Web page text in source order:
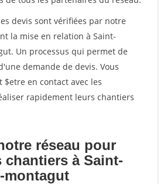
devis sont vérifiées par notre
la mise en relation à Saint-
Un processus qui permet de
demande de devis. Vous
en contact avec les
rapidement leurs chantiers
réseau pour
chantiers à Saint-
montagut